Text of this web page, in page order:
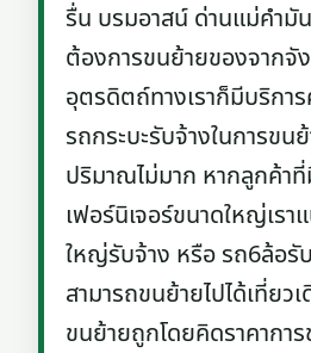
รื่น บรมอาสน์ ด่านแม่คำมั
ต้องการขนย้ายของจากจั
อุตรดิตถ์ทางเราก็มีบริการ
รถกระบะรับจ้างในการข
ปริมาณไม่มาก หากลูกค้าที่
เฟอร์นิเจอร์ขนาดใหญ่เรา
ใหญ่รับจ้าง หรือ รถ6ล้อรับ
สามารถขนย้ายไปได้เที่ยว
ขนย้ายถูกโดยคิดราคากา